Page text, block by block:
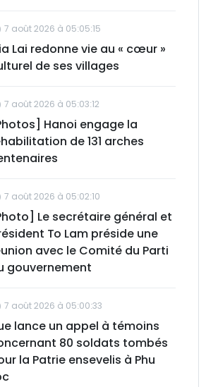
7 août 2026 à 05:05:15
Lai redonne vie au « cœur »
de ses villages
7 août 2026 à 05:03:12
Hanoi engage la
de 131 arches
7 août 2026 à 05:02:10
Le secrétaire général et
To Lam préside une
avec le Comité du Parti
gouvernement
7 août 2026 à 05:00:33
lance un appel à témoins
80 soldats tombés
la Patrie ensevelis à Phu